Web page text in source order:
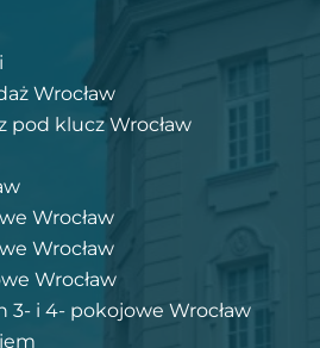
Wrocław
klucz Wrocław
Wrocław
Wrocław
Wrocław
3- i 4- pokojowe Wrocław